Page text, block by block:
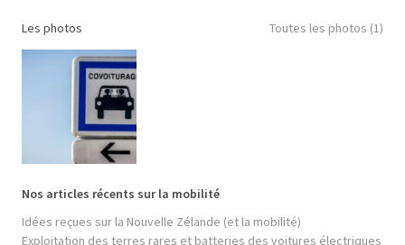
Les photos Toutes les photos (1)
Nos articles récents sur la mobilité
Idées reçues sur la Nouvelle Zélande (et la mobilité)
Exploitation des terres rares et batteries des voitures électriques